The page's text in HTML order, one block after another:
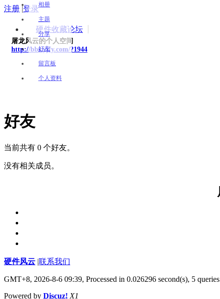
注册 |登录
硬件收藏论坛
屠龙风云的个人空间
http://bbs.yjfy.com/?1944
相册
主题
分享
好友
留言板
个人资料
好友
当前共有 0 个好友。
没有相关成员。
硬件风云 联系我们
GMT+8, 2026-8-6 09:39, Processed in 0.026296 second(s), 5 queries
Powered by Discuz! X1